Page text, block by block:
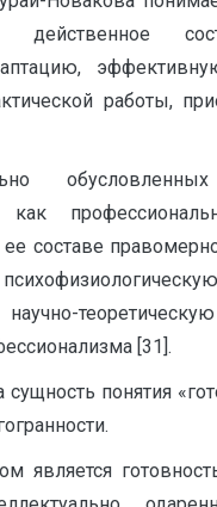
действенное
работы,
как
ее составе
[31].
понятия
является